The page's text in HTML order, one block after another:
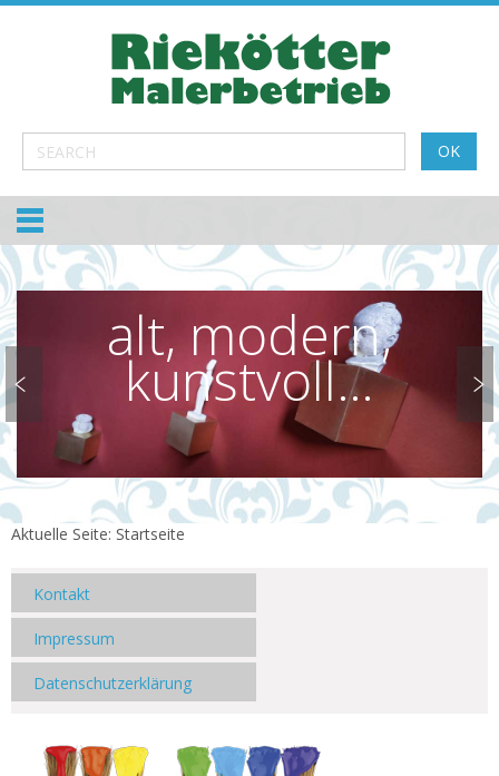
alt, modern,
kunstvoll…
Aktuelle Seite: Startseite
Kontakt
Impressum
Datenschutzerklärung